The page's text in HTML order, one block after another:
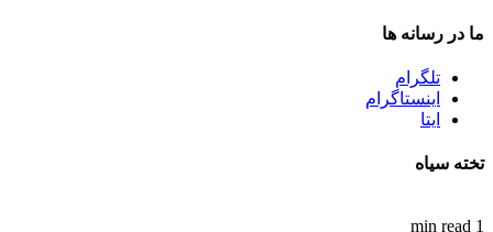
ما در رسانه ها
تلگرام
اینستاگرام
ایتا
تخته سیاه
1 min read